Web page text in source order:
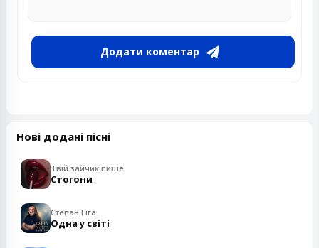
Додати коментар
Нові додані пісні
Твій зайчик пише
Стогони
Степан Гіга
Одна у світі